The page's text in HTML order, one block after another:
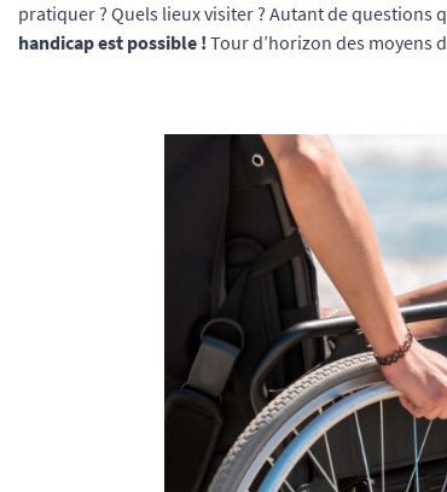
pratiquer ? Quels lieux visiter ? Autant de questions
handicap est possible ! Tour d’horizon des moyens